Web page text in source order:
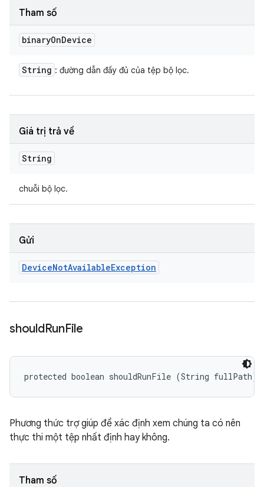
Tham số
binaryOnDevice
String : đường dẫn đầy đủ của tệp bộ lọc.
Giá trị trả về
String
chuỗi bộ lọc.
Gửi
DeviceNotAvailableException
shouldRunFile
protected boolean shouldRunFile (String fullPath)
Phương thức trợ giúp để xác định xem chúng ta có nên
thực thi một tệp nhất định hay không.
Tham số